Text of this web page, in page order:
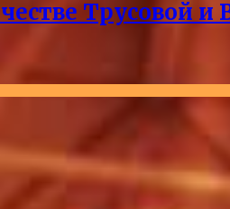
Трусовой и